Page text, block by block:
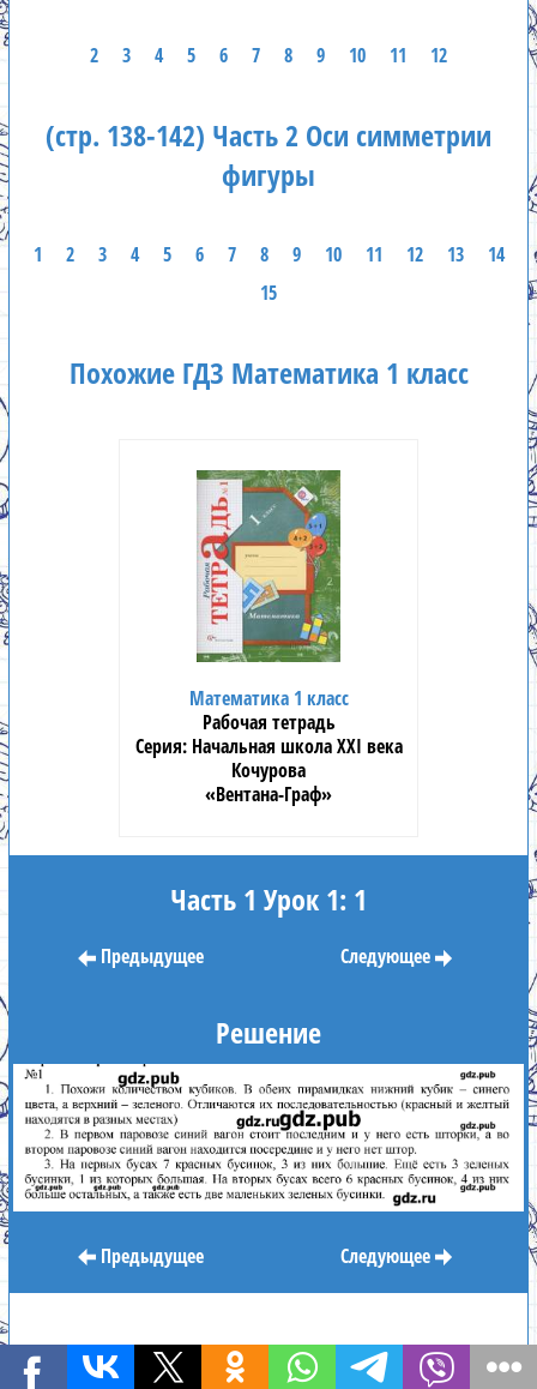
2 3 4 5 6 7 8 9 10 11 12
(стр. 138-142) Часть 2 Оси симметрии
фигуры
1 2 3 4 5 6 7 8 9 10 11 12 13
14
15
Похожие ГДЗ Математика 1 класс
Математика 1 класс
Рабочая тетрадь
Начальная школа XXI века
Кочурова
«Вентана-Граф»
Часть 1 Урок 1: 1
Предыдущее Следующее
Решение
Предыдущее Следующее